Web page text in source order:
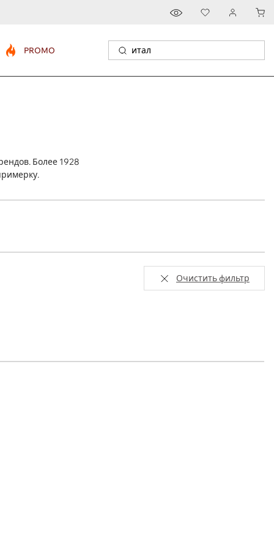
PROMO
Более 1928
Очистить фильтр